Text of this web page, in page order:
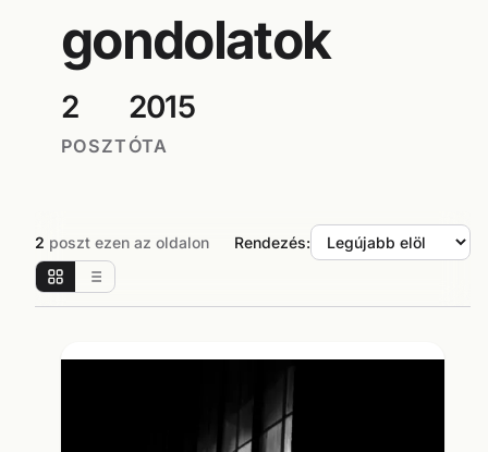
gondolatok
2
POSZT
2015
ÓTA
2 poszt ezen az oldalon Rendezés: